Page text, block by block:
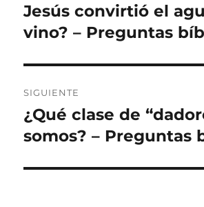
entradas
anterior:
Jesús convirtió el
vino? – Preguntas
SIGUIENTE
Entrada
siguiente:
¿Qué clase de
somos? – Preguntas